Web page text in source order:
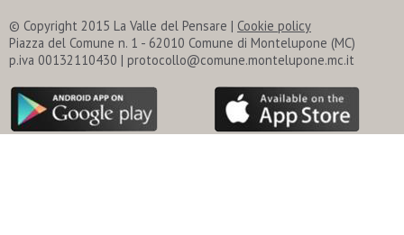
© Copyright 2015 La Valle del Pensare | Cookie policy
Piazza del Comune n. 1 - 62010 Comune di Montelupone (MC)
p.iva 00132110430 | protocollo@comune.montelupone.mc.it